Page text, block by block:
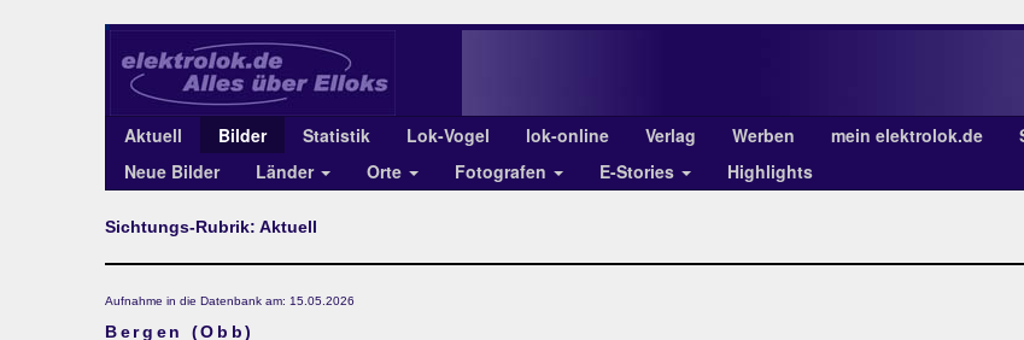
Aktuell Bilder Statistik Lok-Vogel lok-online Verlag Werben mein elektrolok.de
Neue Bilder
Länder Orte Fotografen E-Stories Highlights
Sichtungs-Rubrik: Aktuell
Aufnahme in die Datenbank am: 15.05.2026
Bergen (Obb)